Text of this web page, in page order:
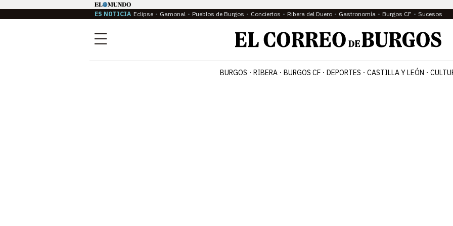
ES NOTICIA Eclipse Gamonal Pueblos de Burgos Conciertos Ribera del Duero Gastronomía Burgos CF Sucesos
Menú
BURGOS RIBERA BURGOS CF DEPORTES CASTILLA Y LEÓN